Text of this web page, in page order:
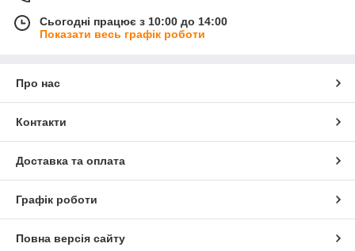
Сьогодні працює з 10:00 до 14:00
Показати весь графік роботи
Про нас
Контакти
Доставка та оплата
Графік роботи
Повна версія сайту